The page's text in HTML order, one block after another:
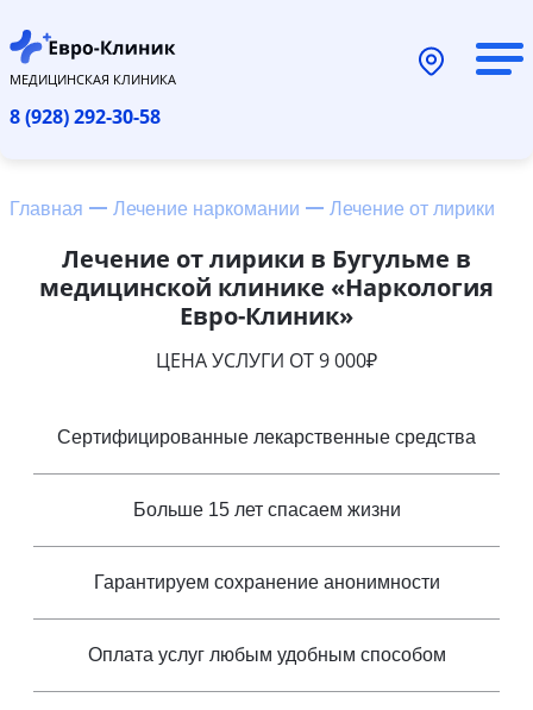
МЕДИЦИНСКАЯ КЛИНИКА
8 (928) 292-30-58
Главная Лечение наркомании Лечение от лирики
Лечение от лирики в Бугульме в
медицинской клинике «Наркология
Евро-Клиник»
ЦЕНА УСЛУГИ ОТ 9 000₽
Сертифицированные лекарственные средства
Больше 15 лет спасаем жизни
Гарантируем сохранение анонимности
Оплата услуг любым удобным способом